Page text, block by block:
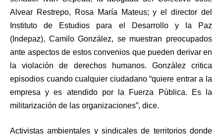
Alvear Restrepo, Rosa María Mateus; y el director del
Instituto de Estudios para el Desarrollo y la Paz
(Indepaz), Camilo González, se muestran preocupados
ante aspectos de estos convenios que pueden derivar en
la violación de derechos humanos. González critica
episodios cuando cualquier ciudadano “quiere entrar a la
empresa y es atendido por la Fuerza Pública. Es la
militarización de las organizaciones”, dice.
Activistas ambientales y sindicales de territorios donde